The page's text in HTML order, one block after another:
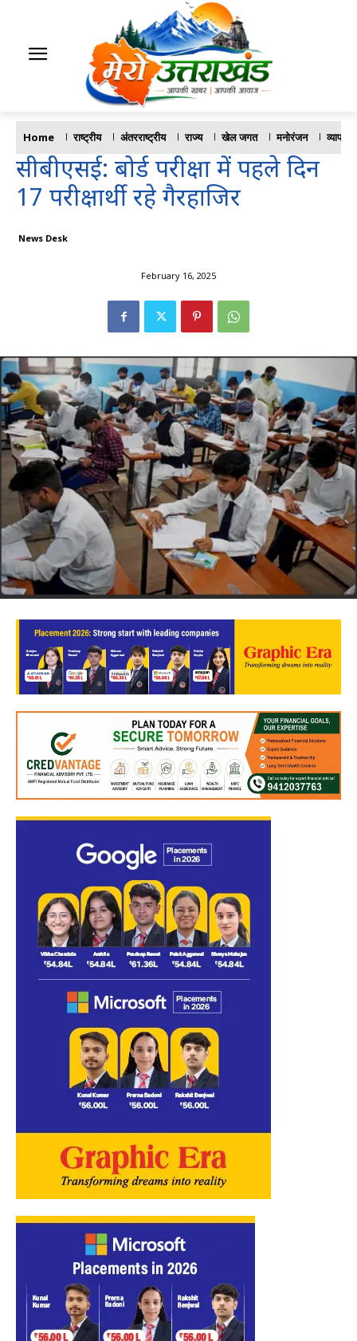
Home राष्ट्रीय अंतरराष्ट्रीय राज्य खेल जगत मनोरंजन व्यापार
सीबीएसई: बोर्ड परीक्षा में पहले दिन
17 परीक्षार्थी रहे गैरहाजिर
News Desk
February 16, 2025